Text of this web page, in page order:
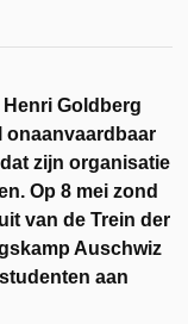
Goldberg
onaanvaardbaar
zijn organisatie
Op 8 mei zond
van de Trein der
Auschwiz
aan